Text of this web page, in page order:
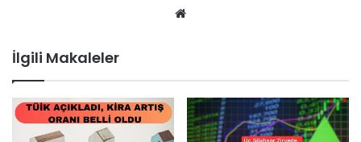
İlgili Makaleler